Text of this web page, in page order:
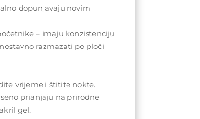
dopunjavaju novim
– imaju konzistenciju
razmazati po ploči
vrijeme i štitite nokte.
prianjaju na prirodne
gel.